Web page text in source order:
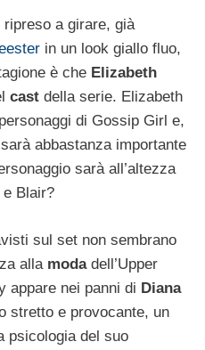
ripreso a girare, già
in un look giallo fluo,
è che Elizabeth
cast della serie. Elizabeth
di Gossip Girl e,
abbastanza importante
sarà all’altezza
Blair?
sul set non sembrano
alla modadell’Upper
appare nei panni di Diana
stretto e provocante, un
psicologia del suo